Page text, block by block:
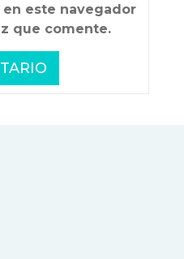
este navegador
que comente.